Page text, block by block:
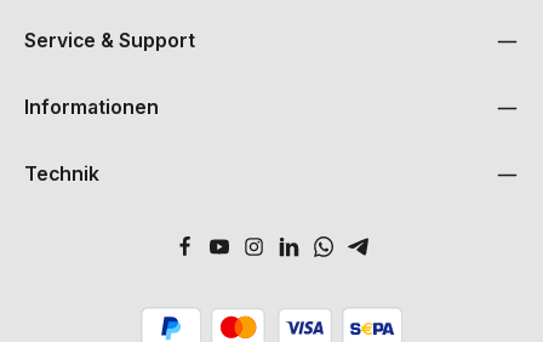
Service & Support
Informationen
Technik